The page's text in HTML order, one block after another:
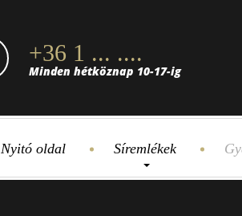
+36 1 ... ....
Minden hétköznap 10-17-ig
Nyitó oldal Síremlékek